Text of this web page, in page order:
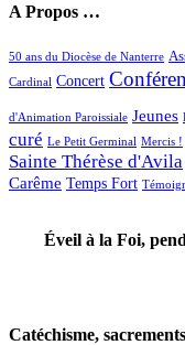
A Propos …
50 ans du Diocèse de Nanterre
Cardinal Concert
d'Animation Paroissiale Jeunes
curé Le Petit Germinal Mercis !
Sainte Thérèse d'Avila
Carême Temps Fort
Éveil à la Foi,
Catéchisme,